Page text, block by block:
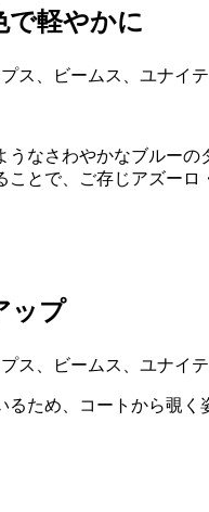
で軽やかに
なさわやかなブルー
とで、ご存じアズーロ
ップ
ため、コートから覗